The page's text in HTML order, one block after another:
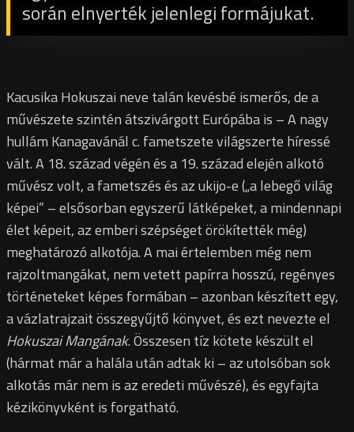
során elnyerték jelenlegi formájukat.
Kacusika Hokuszai neve talán kevésbé ismerős, de a
művészete szintén átszivárgott Európába is – A nagy
hullám Kanagavánál c. fametszete világszerte híressé
vált. A 18. század végén és a 19. század elején alkotó
művész volt, a fametszés és az ukijo-e („a lebegő világ
képei” – elsősorban egyszerű látképeket, a mindennapi
élet képeit, az emberi szépséget örökítették még)
meghatározó alkotója. A mai értelemben még nem
rajzoltmangákat, nem vetett papírra hosszú, regényes
történeteket képes formában – azonban készített egy,
a vázlatrajzait összegyűjtő könyvet, és ezt nevezte el
Hokuszai Mangának. Összesen tíz kötete készült el
(hármat már a halála után adtak ki – az utolsóban sok
alkotás már nem is az eredeti művészé), és egyfajta
kézikönyvként is forgatható.